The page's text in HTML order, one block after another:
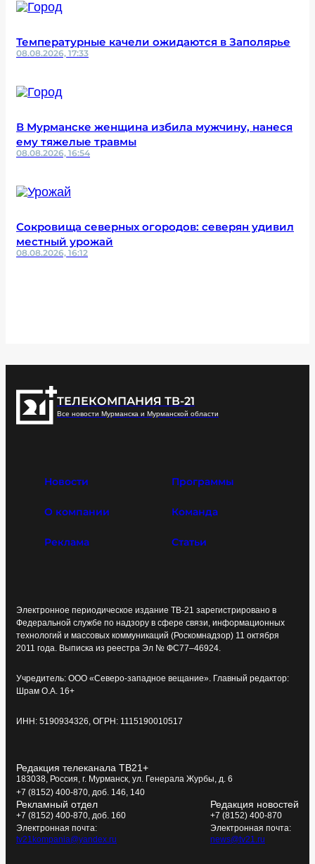
Температурные качели ожидаются в Заполярье
08.08.2026, 17:33
В Мурманске женщина избила мужчину, нанеся
ему тяжелые травмы
08.08.2026, 16:54
Сокровища северных огородов: северян удивил
местный урожай
08.08.2026, 16:12
ТЕЛЕКОМПАНИЯ ТВ-21
Все новости Мурманска и Мурманской области
Новости Программы
О компании Команда
Реклама Статьи
Электронное периодическое издание ТВ-21 зарегистрировано в
Федеральной службе по надзору в сфере связи, информационных
технологий и массовых коммуникаций (Роскомнадзор) 11 октября
2011 года. Выписка из реестра Эл № ФС77–46924.
Учредитель: ООО «Северо-западное вещание». Главный редактор:
Шрам О.А. 16+
ИНН: 5190934326, ОГРН: 1115190010517
Редакция телеканала ТВ21+
183038, Россия, г. Мурманск, ул. Генерала Журбы, д. 6
+7 (8152) 400-870, доб. 146, 140
Рекламный отдел
+7 (8152) 400-870, доб. 160
Электронная почта:
tv21kompania@yandex.ru
Редакция новостей
+7 (8152) 400-870
Электронная почта:
news@tv21.ru